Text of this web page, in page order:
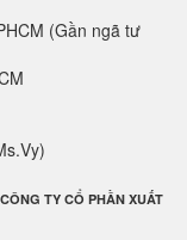
(Gần ngã tư
TY CỔ PHẦN XUẤT